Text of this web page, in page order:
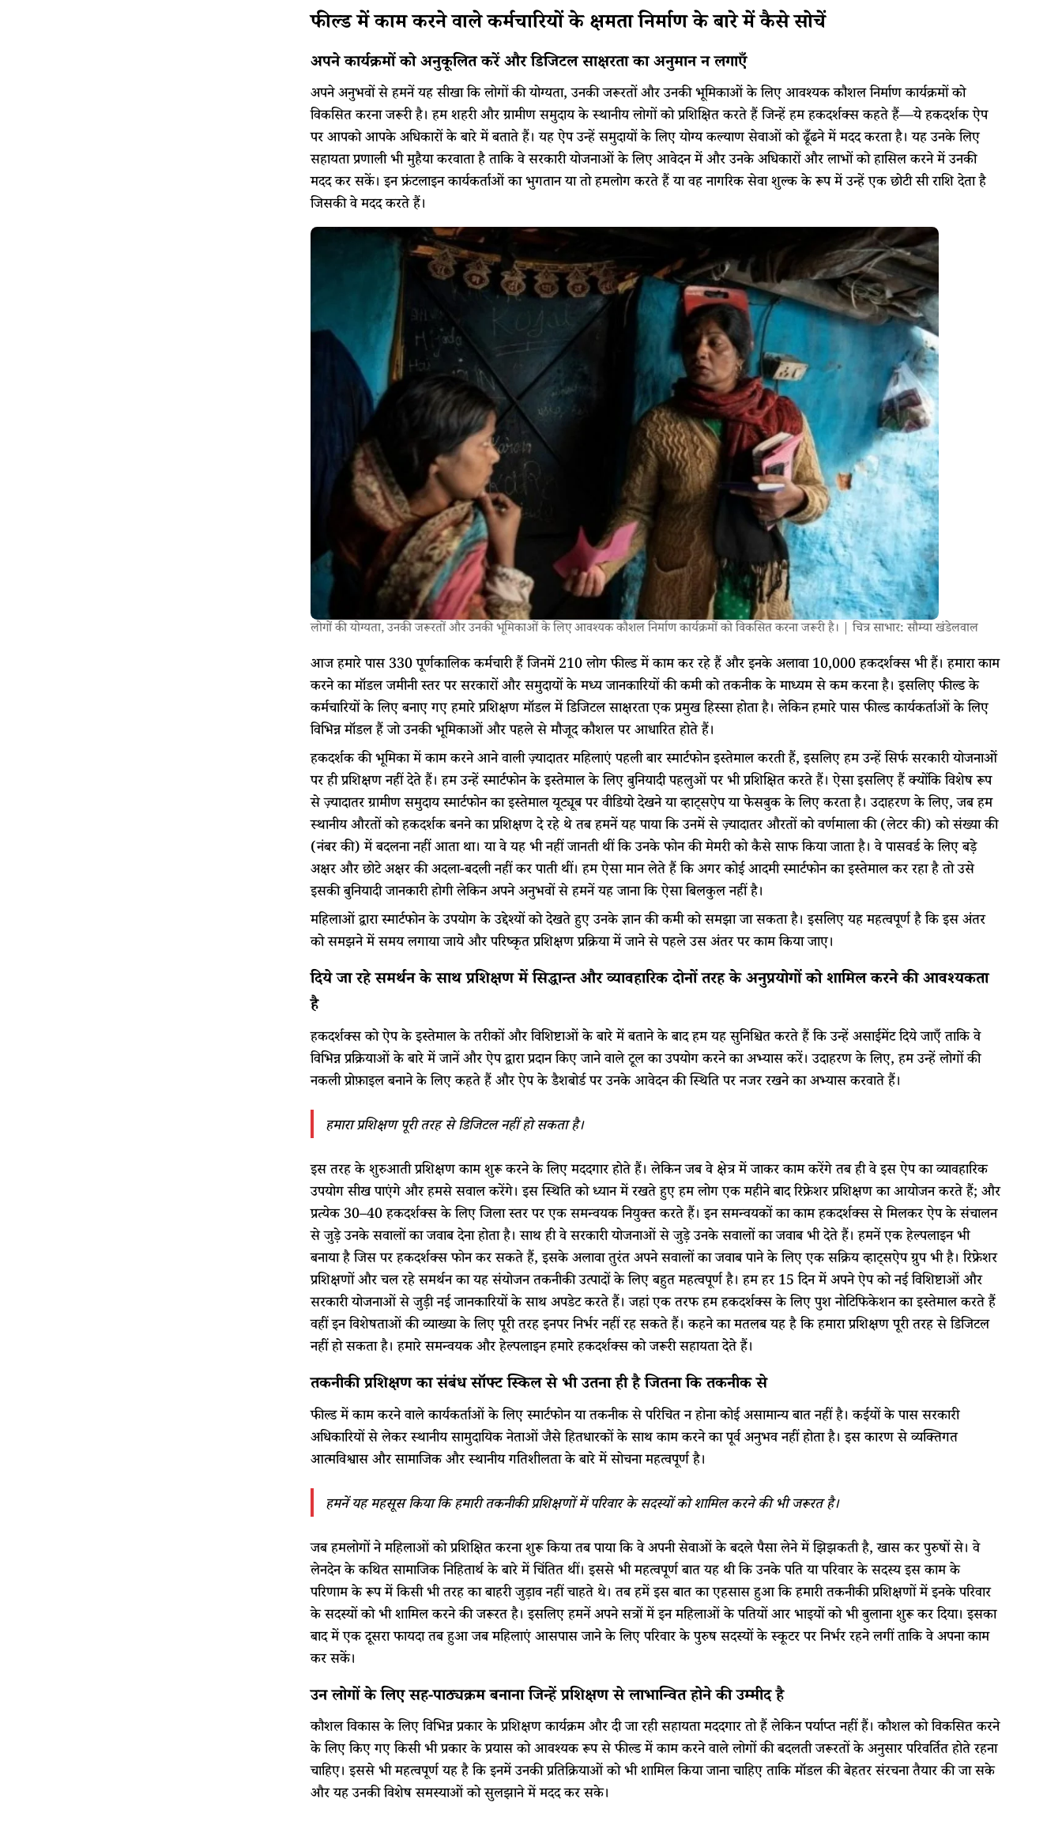
फील्ड में काम करने वाले कर्मचारियों के क्षमता निर्माण के बारे में कैसे सोचें
अपने कार्यक्रमों को अनुकूलित करें और डिजिटल साक्षरता का अनुमान न लगाएँ
अपने अनुभवों से हमनें यह सीखा कि लोगों की योग्यता, उनकी जरूरतों और उनकी भूमिकाओं के लिए आवश्यक कौशल निर्माण कार्यक्रमों को
विकसित करना जरूरी है। हम शहरी और ग्रामीण समुदाय के स्थानीय लोगों को प्रशिक्षित करते हैं जिन्हें हम हकदर्शक्स कहते हैं—ये हकदर्शक ऐप
पर आपको आपके अधिकारों के बारे में बताते हैं। यह ऐप उन्हें समुदायों के लिए योग्य कल्याण सेवाओं को ढूँढने में मदद करता है। यह उनके लिए
सहायता प्रणाली भी मुहैया करवाता है ताकि वे सरकारी योजनाओं के लिए आवेदन में और उनके अधिकारों और लाभों को हासिल करने में उनकी
मदद कर सकें। इन फ्रंटलाइन कार्यकर्ताओं का भुगतान या तो हमलोग करते हैं या वह नागरिक सेवा शुल्क के रूप में उन्हें एक छोटी सी राशि देता है
जिसकी वे मदद करते हैं।
लोगों की योग्यता, उनकी जरूरतों और उनकी भूमिकाओं के लिए आवश्यक कौशल निर्माण कार्यक्रमों को विकसित करना जरूरी है। | चित्र साभार: सौम्या खंडेलवाल
आज हमारे पास 330 पूर्णकालिक कर्मचारी हैं जिनमें 210 लोग फील्ड में काम कर रहे हैं और इनके अलावा 10,000 हकदर्शक्स भी हैं। हमारा काम
करने का मॉडल जमीनी स्तर पर सरकारों और समुदायों के मध्य जानकारियों की कमी को तकनीक के माध्यम से कम करना है। इसलिए फील्ड के
कर्मचारियों के लिए बनाए गए हमारे प्रशिक्षण मॉडल में डिजिटल साक्षरता एक प्रमुख हिस्सा होता है। लेकिन हमारे पास फील्ड कार्यकर्ताओं के लिए
विभिन्न मॉडल हैं जो उनकी भूमिकाओं और पहले से मौजूद कौशल पर आधारित होते हैं।
हकदर्शक की भूमिका में काम करने आने वाली ज़्यादातर महिलाएं पहली बार स्मार्टफोन इस्तेमाल करती हैं, इसलिए हम उन्हें सिर्फ सरकारी योजनाओं
पर ही प्रशिक्षण नहीं देते हैं। हम उन्हें स्मार्टफोन के इस्तेमाल के लिए बुनियादी पहलुओं पर भी प्रशिक्षित करते हैं। ऐसा इसलिए हैं क्योंकि विशेष रूप
से ज़्यादातर ग्रामीण समुदाय स्मार्टफोन का इस्तेमाल यूट्यूब पर वीडियो देखने या व्हाट्सऐप या फेसबुक के लिए करता है। उदाहरण के लिए, जब हम
स्थानीय औरतों को हकदर्शक बनने का प्रशिक्षण दे रहे थे तब हमनें यह पाया कि उनमें से ज़्यादातर औरतों को वर्णमाला की (लेटर की) को संख्या की
(नंबर की) में बदलना नहीं आता था। या वे यह भी नहीं जानती थीं कि उनके फोन की मेमरी को कैसे साफ किया जाता है। वे पासवर्ड के लिए बड़े
अक्षर और छोटे अक्षर की अदला-बदली नहीं कर पाती थीं। हम ऐसा मान लेते हैं कि अगर कोई आदमी स्मार्टफोन का इस्तेमाल कर रहा है तो उसे
इसकी बुनियादी जानकारी होगी लेकिन अपने अनुभवों से हमनें यह जाना कि ऐसा बिलकुल नहीं है।
महिलाओं द्वारा स्मार्टफोन के उपयोग के उद्देश्यों को देखते हुए उनके ज्ञान की कमी को समझा जा सकता है। इसलिए यह महत्वपूर्ण है कि इस अंतर
को समझने में समय लगाया जाये और परिष्कृत प्रशिक्षण प्रक्रिया में जाने से पहले उस अंतर पर काम किया जाए।
दिये जा रहे समर्थन के साथ प्रशिक्षण में सिद्धान्त और व्यावहारिक दोनों तरह के अनुप्रयोगों को शामिल करने की आवश्यकता
है
हकदर्शक्स को ऐप के इस्तेमाल के तरीकों और विशिष्टाओं के बारे में बताने के बाद हम यह सुनिश्चित करते हैं कि उन्हें असाईंमेंट दिये जाएँ ताकि वे
विभिन्न प्रक्रियाओं के बारे में जानें और ऐप द्वारा प्रदान किए जाने वाले टूल का उपयोग करने का अभ्यास करें। उदाहरण के लिए, हम उन्हें लोगों की
नकली प्रोफ़ाइल बनाने के लिए कहते हैं और ऐप के डैशबोर्ड पर उनके आवेदन की स्थिति पर नजर रखने का अभ्यास करवाते हैं।
हमारा प्रशिक्षण पूरी तरह से डिजिटल नहीं हो सकता है।
इस तरह के शुरुआती प्रशिक्षण काम शुरू करने के लिए मददगार होते हैं। लेकिन जब वे क्षेत्र में जाकर काम करेंगे तब ही वे इस ऐप का व्यावहारिक
उपयोग सीख पाएंगे और हमसे सवाल करेंगे। इस स्थिति को ध्यान में रखते हुए हम लोग एक महीने बाद रिफ्रेशर प्रशिक्षण का आयोजन करते हैं; और
प्रत्येक 30–40 हकदर्शक्स के लिए जिला स्तर पर एक समन्वयक नियुक्त करते हैं। इन समन्वयकों का काम हकदर्शक्स से मिलकर ऐप के संचालन
से जुड़े उनके सवालों का जवाब देना होता है। साथ ही वे सरकारी योजनाओं से जुड़े उनके सवालों का जवाब भी देते हैं। हमनें एक हेल्पलाइन भी
बनाया है जिस पर हकदर्शक्स फोन कर सकते हैं, इसके अलावा तुरंत अपने सवालों का जवाब पाने के लिए एक सक्रिय व्हाट्सऐप ग्रुप भी है। रिफ्रेशर
प्रशिक्षणों और चल रहे समर्थन का यह संयोजन तकनीकी उत्पादों के लिए बहुत महत्वपूर्ण है। हम हर 15 दिन में अपने ऐप को नई विशिष्टाओं और
सरकारी योजनाओं से जुड़ी नई जानकारियों के साथ अपडेट करते हैं। जहां एक तरफ हम हकदर्शक्स के लिए पुश नोटिफिकेशन का इस्तेमाल करते हैं
वहीं इन विशेषताओं की व्याख्या के लिए पूरी तरह इनपर निर्भर नहीं रह सकते हैं। कहने का मतलब यह है कि हमारा प्रशिक्षण पूरी तरह से डिजिटल
नहीं हो सकता है। हमारे समन्वयक और हेल्पलाइन हमारे हकदर्शक्स को जरूरी सहायता देते हैं।
तकनीकी प्रशिक्षण का संबंध सॉफ्ट स्किल से भी उतना ही है जितना कि तकनीक से
फील्ड में काम करने वाले कार्यकर्ताओं के लिए स्मार्टफोन या तकनीक से परिचित न होना कोई असामान्य बात नहीं है। कईयों के पास सरकारी
अधिकारियों से लेकर स्थानीय सामुदायिक नेताओं जैसे हितधारकों के साथ काम करने का पूर्व अनुभव नहीं होता है। इस कारण से व्यक्तिगत
आत्मविश्वास और सामाजिक और स्थानीय गतिशीलता के बारे में सोचना महत्वपूर्ण है।
हमनें यह महसूस किया कि हमारी तकनीकी प्रशिक्षणों में परिवार के सदस्यों को शामिल करने की भी जरूरत है।
जब हमलोगों ने महिलाओं को प्रशिक्षित करना शुरू किया तब पाया कि वे अपनी सेवाओं के बदले पैसा लेने में झिझकती है, खास कर पुरुषों से। वे
लेनदेन के कथित सामाजिक निहितार्थ के बारे में चिंतित थीं। इससे भी महत्वपूर्ण बात यह थी कि उनके पति या परिवार के सदस्य इस काम के
परिणाम के रूप में किसी भी तरह का बाहरी जुड़ाव नहीं चाहते थे। तब हमें इस बात का एहसास हुआ कि हमारी तकनीकी प्रशिक्षणों में इनके परिवार
के सदस्यों को भी शामिल करने की जरूरत है। इसलिए हमनें अपने सत्रों में इन महिलाओं के पतियों आर भाइयों को भी बुलाना शुरू कर दिया। इसका
बाद में एक दूसरा फायदा तब हुआ जब महिलाएं आसपास जाने के लिए परिवार के पुरुष सदस्यों के स्कूटर पर निर्भर रहने लगीं ताकि वे अपना काम
कर सकें।
उन लोगों के लिए सह-पाठ्यक्रम बनाना जिन्हें प्रशिक्षण से लाभान्वित होने की उम्मीद है
कौशल विकास के लिए विभिन्न प्रकार के प्रशिक्षण कार्यक्रम और दी जा रही सहायता मददगार तो हैं लेकिन पर्याप्त नहीं हैं। कौशल को विकसित करने
के लिए किए गए किसी भी प्रकार के प्रयास को आवश्यक रूप से फील्ड में काम करने वाले लोगों की बदलती जरूरतों के अनुसार परिवर्तित होते रहना
चाहिए। इससे भी महत्वपूर्ण यह है कि इनमें उनकी प्रतिक्रियाओं को भी शामिल किया जाना चाहिए ताकि मॉडल की बेहतर संरचना तैयार की जा सके
और यह उनकी विशेष समस्याओं को सुलझाने में मदद कर सके।